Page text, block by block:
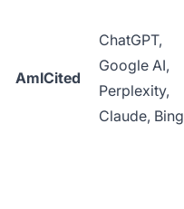
AmICited
ChatGPT,
Google AI,
Perplexity,
Claude, Bing